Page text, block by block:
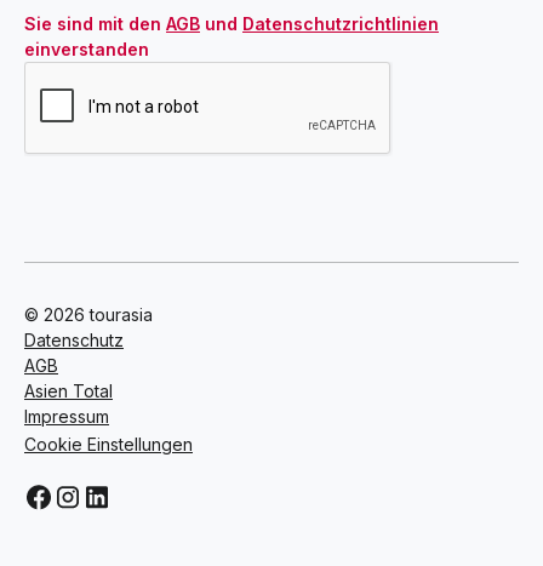
Sie sind mit den AGB und Datenschutzrichtlinien
einverstanden
© 2026 tourasia
Datenschutz
AGB
Asien Total
Impressum
Cookie Einstellungen